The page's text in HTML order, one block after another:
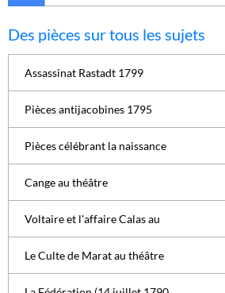
Des pièces sur tous les sujets
Assassinat Rastadt 1799
Pièces antijacobines 1795
Pièces célébrant la naissance
Cange au théâtre
Voltaire et l'affaire Calas au
Le Culte de Marat au théâtre